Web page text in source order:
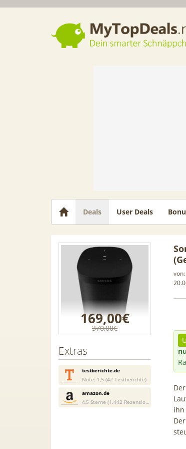
Dein smarter Schnäppchenberater
Deals User Deals
169,00€
370,00€
Extras
testberichte.de
Note: 1,5 (42 Testberichte)
amazon.de
4,5 Sterne (1.442 Rezensionen)
von:
ihn
📱 Apple iPhone 17 (256GB) für
199€ + 70GB Vodafone 5G für
80GB für 29,99€ mit GigaKombi